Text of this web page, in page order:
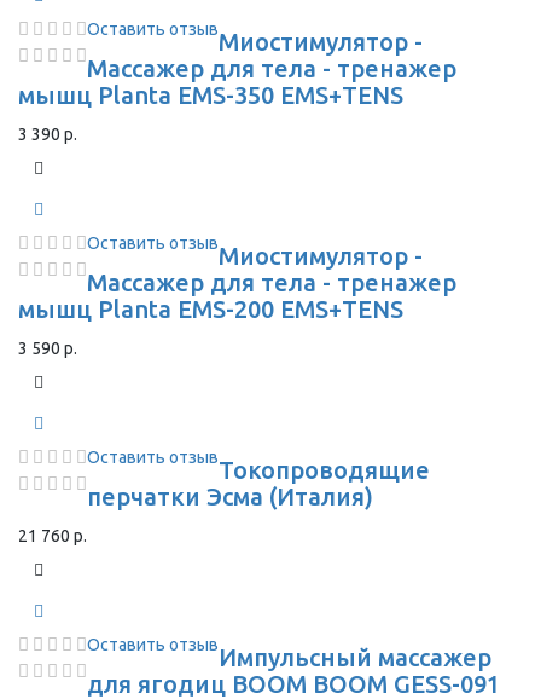
Оставить отзывМиостимулятор -
Массажер для тела - тренажер
мышц Planta EMS-350 EMS+TENS
3 390 р.
Оставить отзывМиостимулятор -
Массажер для тела - тренажер
мышц Planta EMS-200 EMS+TENS
3 590 р.
Оставить отзывТокопроводящие
перчатки Эсма (Италия)
21 760 р.
Оставить отзывИмпульсный массажер
для ягодиц BOOM BOOM GESS-091